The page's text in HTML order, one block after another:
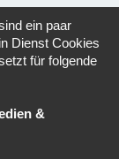
Daten über
Daten
ein paar
Dienst Cookies
für folgende
&